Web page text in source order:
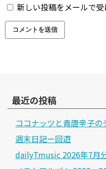
新しい投稿をメールで受
最近の投稿
ココナッツと青唐辛子の
週末日記ー回遊
dailyTmusic 2026年7月